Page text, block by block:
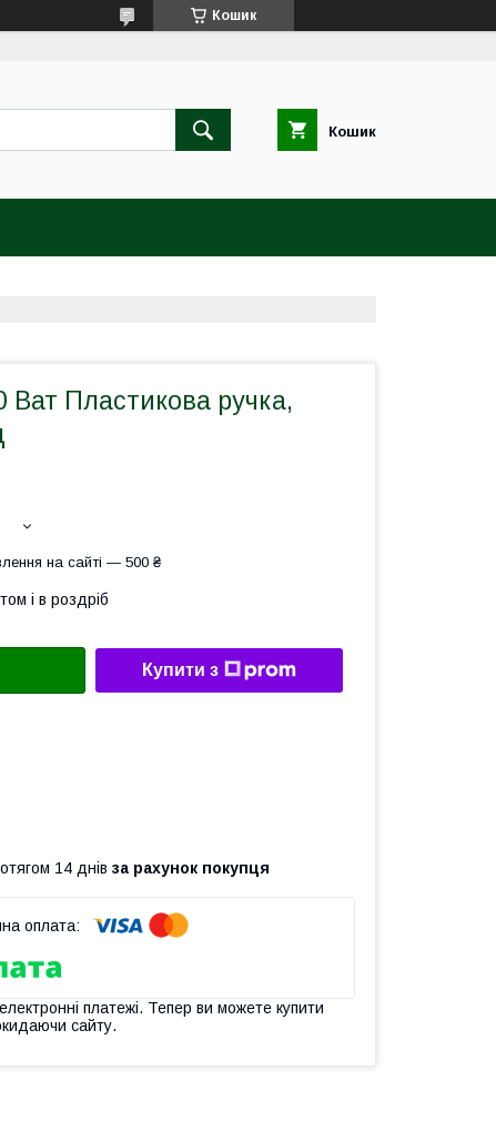
Кошик
Кошик
Ват Пластикова ручка,
на сайті — 500 ₴
і в роздріб
Купити з
14 днів за рахунок покупця
платежі. Тепер ви можете купити
сайту.